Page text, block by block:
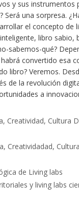
y sus instrumentos
Será una sorpresa.
el concepto de
libro sabio,
sabemos-qué?
convertido esa
libro? Veremos.
de la revolución
a
, Creatividad, Cultura
, Creatividadad,
de Living labs
y living labs